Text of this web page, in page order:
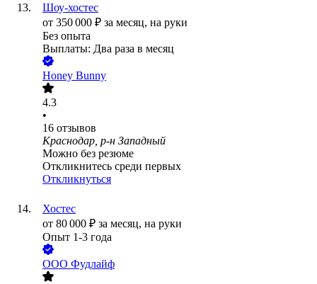
Шоу-хостес
от 350 000 ₽ за месяц, на руки
Без опыта
Выплаты: Два раза в месяц
Honey Bunny
4.3
•
16 отзывов
Краснодар, р-н Западный
Можно без резюме
Откликнитесь среди первых
Откликнуться
Хостес
от 80 000 ₽ за месяц, на руки
Опыт 1-3 года
ООО Фудлайф